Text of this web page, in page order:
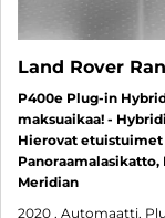
Land Rover
P400e Plug-in
maksuaikaa! -
Hierovat
Panoraamalasikatto,
Meridian
2020 , Automaatti,